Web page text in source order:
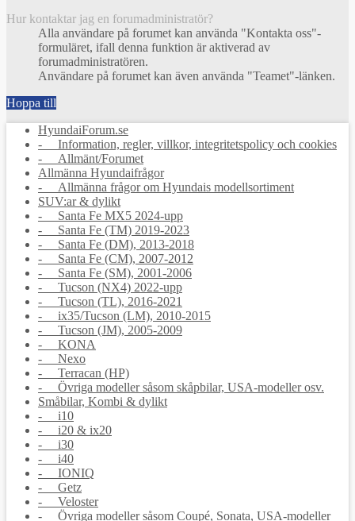
Hur kontaktar jag en forumadministratör?
Alla användare på forumet kan använda "Kontakta oss"-
formuläret, ifall denna funktion är aktiverad av
forumadministratören.
Användare på forumet kan även använda "Teamet"-länken.
Hoppa till
HyundaiForum.se
- Information, regler, villkor, integritetspolicy och cookies
- Allmänt/Forumet
Allmänna Hyundaifrågor
- Allmänna frågor om Hyundais modellsortiment
SUV:ar & dylikt
- Santa Fe MX5 2024-upp
- Santa Fe (TM) 2019-2023
- Santa Fe (DM), 2013-2018
- Santa Fe (CM), 2007-2012
- Santa Fe (SM), 2001-2006
- Tucson (NX4) 2022-upp
- Tucson (TL), 2016-2021
- ix35/Tucson (LM), 2010-2015
- Tucson (JM), 2005-2009
- KONA
- Nexo
- Terracan (HP)
- Övriga modeller såsom skåpbilar, USA-modeller osv.
Småbilar, Kombi & dylikt
- i10
- i20 & ix20
- i30
- i40
- IONIQ
- Getz
- Veloster
- Övriga modeller såsom Coupé, Sonata, USA-modeller